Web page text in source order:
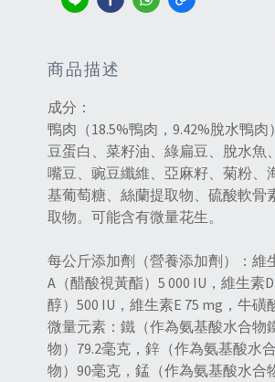
商品描述
成分：
鴨肉（18.5%鴨肉，9.42%脫水鴨
豆蛋白、菜籽油、綠扁豆、脫水魚
嘴豆、豌豆纖維、亞麻籽、菊粉、
基葡萄糖、絲蘭提取物、硫酸軟骨
取物。可能含有微量花生。
每公斤添加劑（營養添加劑）：維
A（醋酸視黃酯）5 000 IU，維生素
醇）500 IU，維生素E 75 mg，牛磺
微量元素：鐵（作為氨基酸水合物
物）79.2毫克，鋅（作為氨基酸水
物）90毫克，錳（作為氨基酸水合